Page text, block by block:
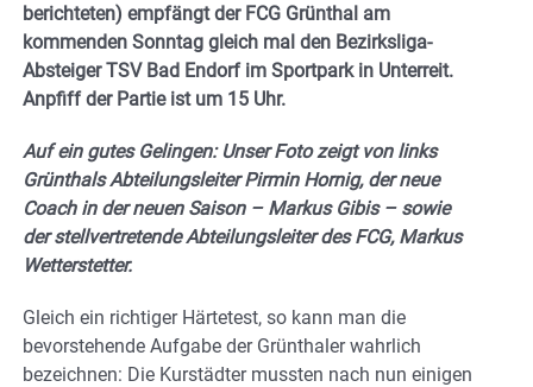
berichteten) empfängt der FCG Grünthal am
kommenden Sonntag gleich mal den Bezirksliga-
Absteiger TSV Bad Endorf im Sportpark in Unterreit.
Anpfiff der Partie ist um 15 Uhr.
Auf ein gutes Gelingen: Unser Foto zeigt von links
Grünthals Abteilungsleiter Pirmin Hornig, der neue
Coach in der neuen Saison – Markus Gibis – sowie
der stellvertretende Abteilungsleiter des FCG, Markus
Wetterstetter.
Gleich ein richtiger Härtetest, so kann man die
bevorstehende Aufgabe der Grünthaler wahrlich
bezeichnen: Die Kurstädter mussten nach nun einigen